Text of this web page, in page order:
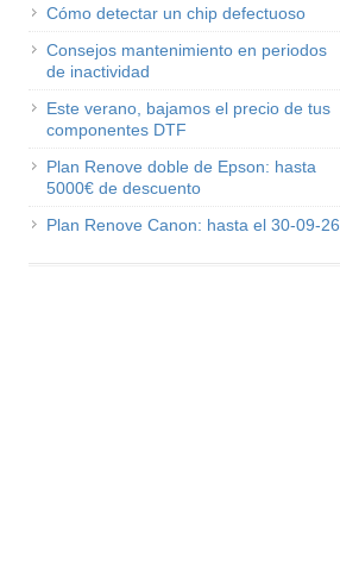
Cómo detectar un chip defectuoso
Consejos mantenimiento en periodos
de inactividad
Este verano, bajamos el precio de tus
componentes DTF
Plan Renove doble de Epson: hasta
5000€ de descuento
Plan Renove Canon: hasta el 30-09-26